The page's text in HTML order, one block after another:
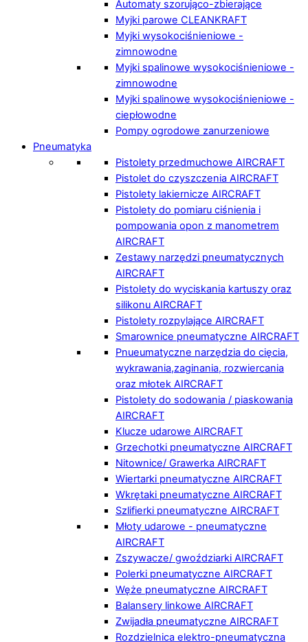
Automaty szorująco-zbierające
Myjki parowe CLEANKRAFT
Myjki wysokociśnieniowe -
zimnowodne
Myjki spalinowe wysokociśnieniowe -
zimnowodne
Myjki spalinowe wysokociśnieniowe -
ciepłowodne
Pompy ogrodowe zanurzeniowe
Pneumatyka
Pistolety przedmuchowe AIRCRAFT
Pistolet do czyszczenia AIRCRAFT
Pistolety lakiernicze AIRCRAFT
Pistolety do pomiaru ciśnienia i
pompowania opon z manometrem
AIRCRAFT
Zestawy narzędzi pneumatycznych
AIRCRAFT
Pistolety do wyciskania kartuszy oraz
silikonu AIRCRAFT
Pistolety rozpylające AIRCRAFT
Smarownice pneumatyczne AIRCRAFT
Pnueumatyczne narzędzia do cięcia,
wykrawania,zaginania, rozwiercania
oraz młotek AIRCRAFT
Pistolety do sodowania / piaskowania
AIRCRAFT
Klucze udarowe AIRCRAFT
Grzechotki pneumatyczne AIRCRAFT
Nitownice/ Grawerka AIRCRAFT
Wiertarki pneumatyczne AIRCRAFT
Wkrętaki pneumatyczne AIRCRAFT
Szlifierki pneumatyczne AIRCRAFT
Młoty udarowe - pneumatyczne
AIRCRAFT
Zszywacze/ gwoździarki AIRCRAFT
Polerki pneumatyczne AIRCRAFT
Węże pneumatyczne AIRCRAFT
Balansery linkowe AIRCRAFT
Zwijadła pneumatyczne AIRCRAFT
Rozdzielnica elektro-pneumatyczna